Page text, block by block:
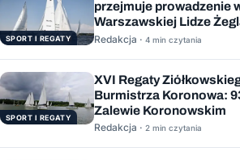
SPORT I REGATY
przejmuje prowadzenie
Warszawskiej Lidze
Redakcja · 4 min czytania
SPORT I REGATY
XVI Regaty
Burmistrza Koronowa:
Zalewie Koronowskim
Redakcja · 2 min czytania